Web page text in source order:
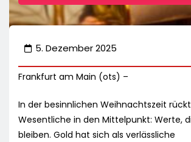
5. Dezember 2025
Frankfurt am Main (ots) –
In der besinnlichen Weihnachtszeit
Wesentliche in den Mittelpunkt: Werte,
bleiben. Gold hat sich als verlässliche